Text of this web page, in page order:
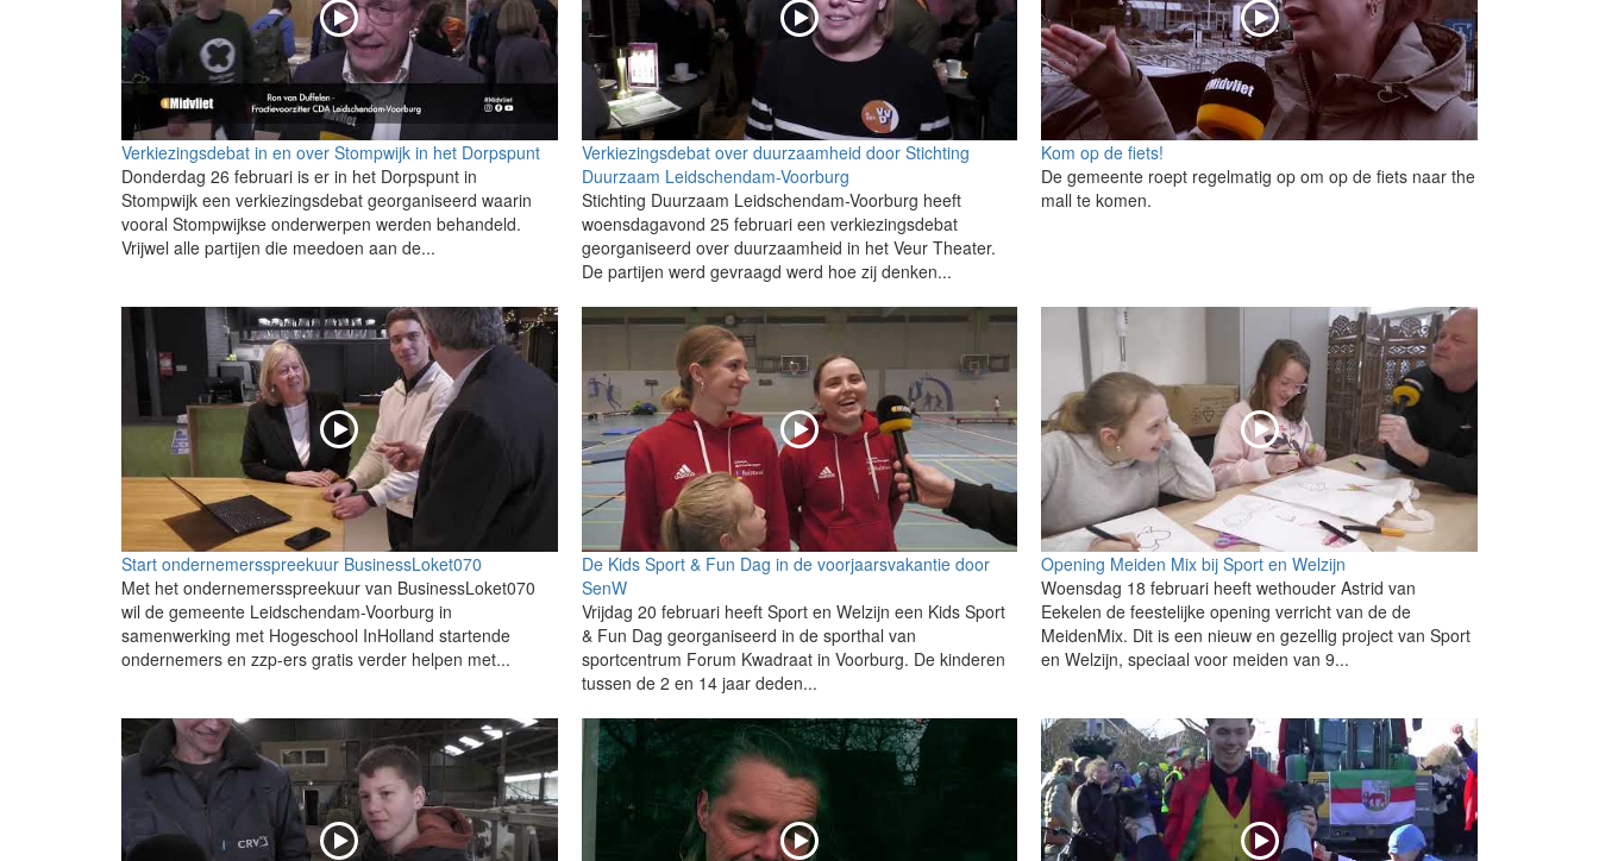
Verkiezingsdebat in en over Stompwijk in het Dorpspunt
Donderdag 26 februari is er in het Dorpspunt in
Stompwijk een verkiezingsdebat georganiseerd waarin
vooral Stompwijkse onderwerpen werden behandeld.
Vrijwel alle partijen die meedoen aan de...
Verkiezingsdebat over duurzaamheid door Stichting
Duurzaam Leidschendam-Voorburg
Stichting Duurzaam Leidschendam-Voorburg heeft
woensdagavond 25 februari een verkiezingsdebat
georganiseerd over duurzaamheid in het Veur Theater.
De partijen werd gevraagd werd hoe zij denken...
Kom op de fiets!
De gemeente roept regelmatig op om op de fiets naar the
mall te komen.
Start ondernemersspreekuur BusinessLoket070
Met het ondernemersspreekuur van BusinessLoket070
wil de gemeente Leidschendam-Voorburg in
samenwerking met Hogeschool InHolland startende
ondernemers en zzp-ers gratis verder helpen met...
De Kids Sport & Fun Dag in de voorjaarsvakantie door
SenW
Vrijdag 20 februari heeft Sport en Welzijn een Kids Sport
& Fun Dag georganiseerd in de sporthal van
sportcentrum Forum Kwadraat in Voorburg. De kinderen
tussen de 2 en 14 jaar deden...
Opening Meiden Mix bij Sport en Welzijn
Woensdag 18 februari heeft wethouder Astrid van
Eekelen de feestelijke opening verricht van de de
MeidenMix. Dit is een nieuw en gezellig project van Sport
en Welzijn, speciaal voor meiden van 9...